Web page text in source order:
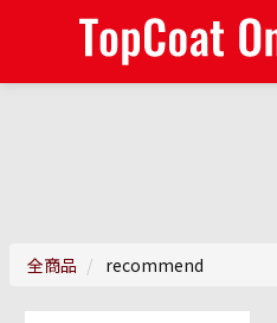
全商品 recommend